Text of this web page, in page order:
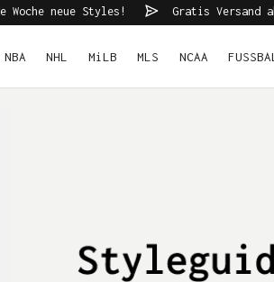
Woche neue Styles! Gratis Versand
NBA NHL MiLB MLS NCAA